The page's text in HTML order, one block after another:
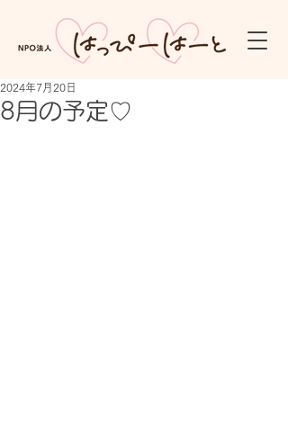
8月の予定♡
2024年7月20日